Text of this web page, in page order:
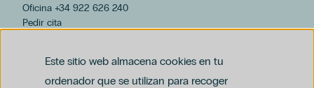
Este sitio web almacena cookies en tu
ordenador que se utilizan para recoger
Hospiten Rambla
Hospital Universitario Hospiten Bellevue
Hospiten Bellevue
Cataratas
Oficina +34 922 626 240
Pedir cita